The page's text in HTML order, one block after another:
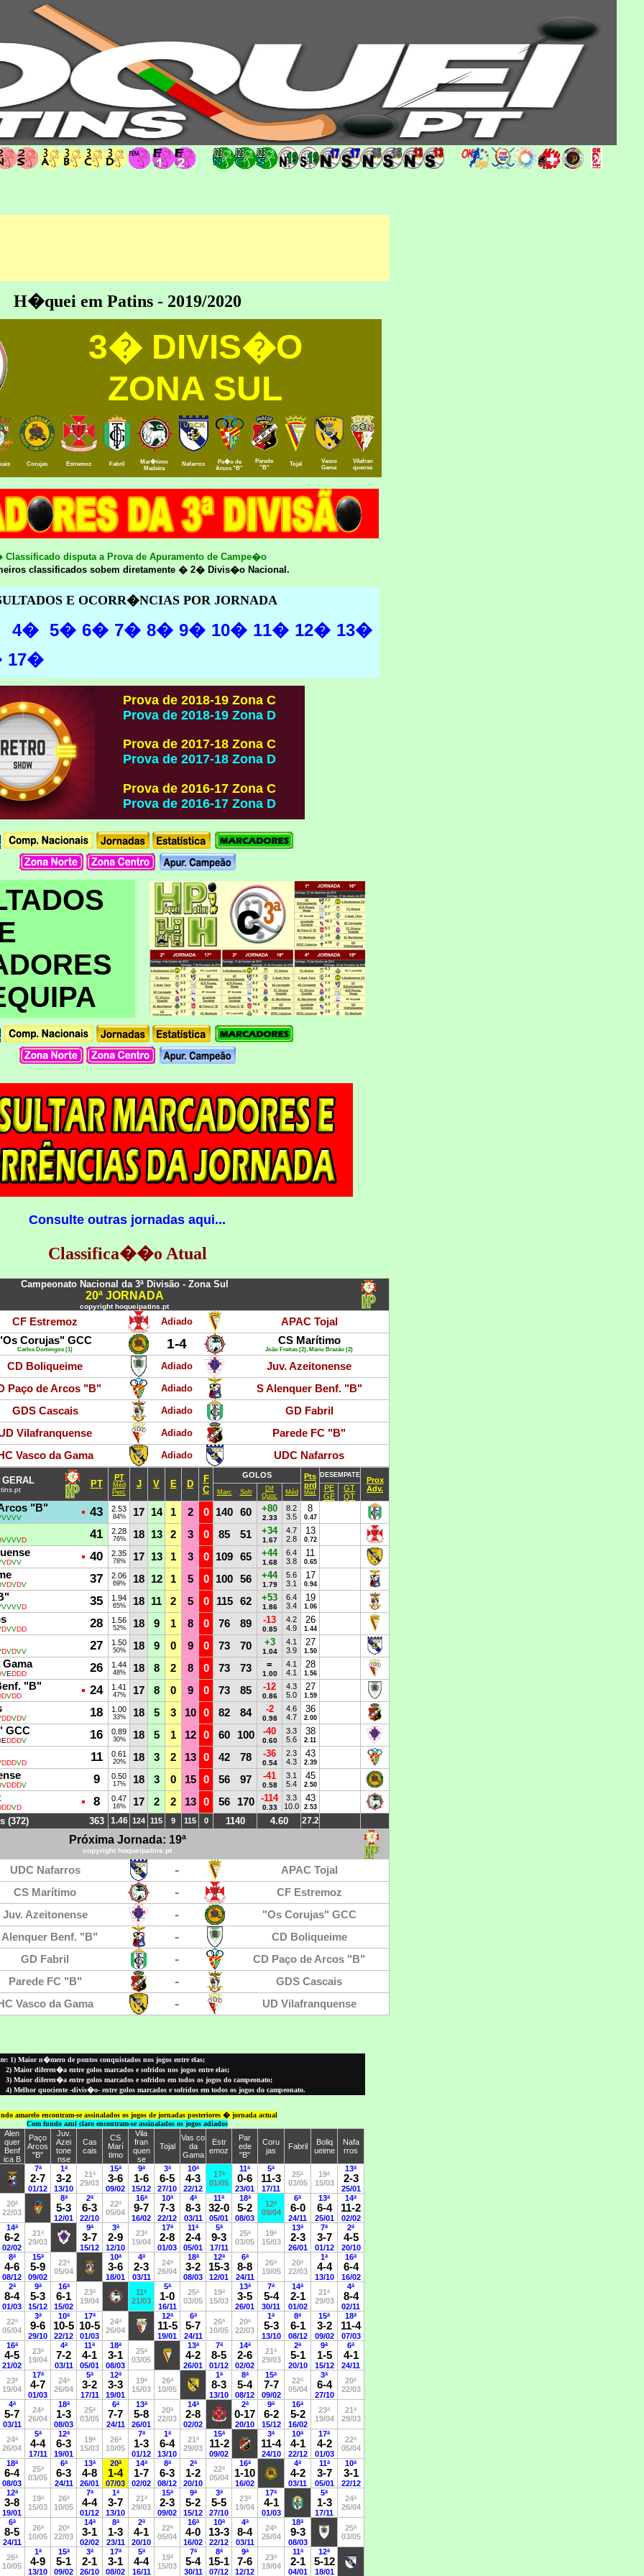
H�quei em Patins - 2019/2020
3� DIVIS�O
ZONA SUL
Corujas Estremoz Fabril
Mar�timo
Madeira
Nafarros
Pa�o de
Arcos "B"
Parede
"B"
Tojal
Vasco
Gama
Vilafran
quense
Classificado disputa a Prova de Apuramento de Campe�o
classificados sobem diretamente � 2� Divis�o Nacional.
E OCORR�NCIAS POR JORNADA
4� 5� 6� 7� 8� 9� 10� 11� 12� 13�
17�
Prova de 2018-19 Zona C
Prova de 2018-19 Zona D
Prova de 2017-18 Zona C
Prova de 2017-18 Zona D
Prova de 2016-17 Zona C
Prova de 2016-17 Zona D
Consulte outras jornadas aqui...
Classifica��o Atual
1) Maior n�mero de pontos conquistados nos jogos entre elas;
2) Maior diferen�a entre golos marcados e sofridos nos jogos entre elas;
3) Maior diferen�a entre golos marcados e sofridos em todos os jogos do campeonato;
4) Melhor quociente -divis�o- entre golos marcados e sofridos em todos os jogos do campeonato.
amarelo encontram-se assinalados os jogos de jornadas posteriores � jornada actual
Com fundo azul claro encontram-se assinalados os jogos adiados